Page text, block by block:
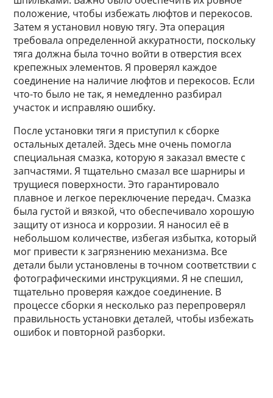
положение, чтобы избежать люфтов и перекосов.
Затем я установил новую тягу. Эта операция
требовала определенной аккуратности, поскольку
тяга должна была точно войти в отверстия всех
крепежных элементов. Я проверял каждое
соединение на наличие люфтов и перекосов. Если
что-то было не так, я немедленно разбирал
участок и исправляю ошибку.
После установки тяги я приступил к сборке
остальных деталей. Здесь мне очень помогла
специальная смазка, которую я заказал вместе с
запчастями. Я тщательно смазал все шарниры и
трущиеся поверхности. Это гарантировало
плавное и легкое переключение передач. Смазка
была густой и вязкой, что обеспечивало хорошую
защиту от износа и коррозии. Я наносил её в
небольшом количестве, избегая избытка, который
мог привести к загрязнению механизма. Все
детали были установлены в точном соответствии с
фотографическими инструкциями. Я не спешил,
тщательно проверяя каждое соединение. В
процессе сборки я несколько раз перепроверял
правильность установки деталей, чтобы избежать
ошибок и повторной разборки.